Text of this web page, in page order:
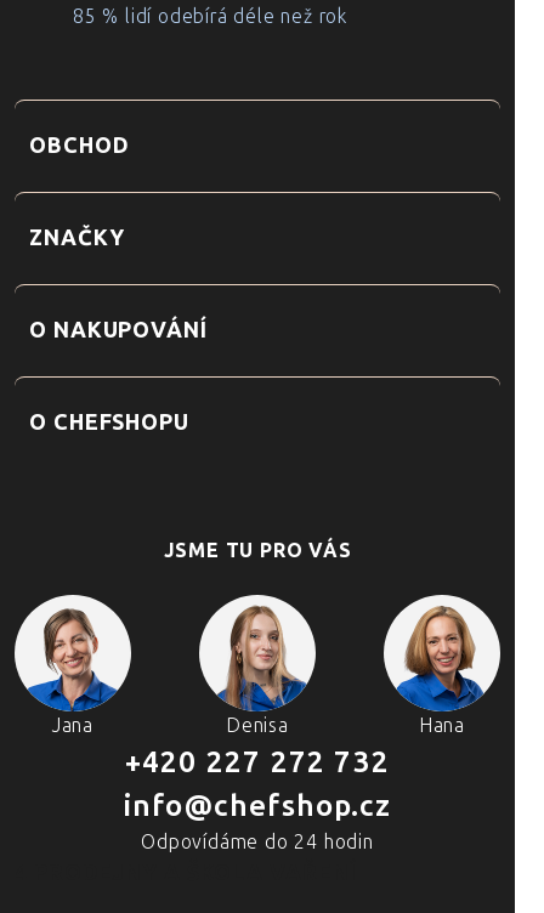
85 % lidí odebírá déle než rok
OBCHOD
ZNAČKY
O NAKUPOVÁNÍ
O CHEFSHOPU
JSME TU PRO VÁS
Jana Denisa Hana
+420 227 272 732
info@chefshop.cz
Odpovídáme do 24 hodin